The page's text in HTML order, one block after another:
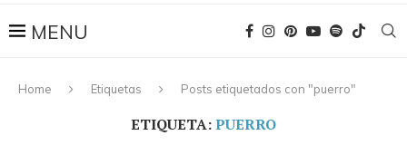
Home Etiquetas Posts etiquetados con "puerro"
ETIQUETA:PUERRO